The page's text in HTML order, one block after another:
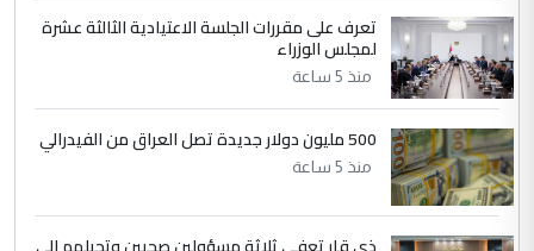
دقيق ومسؤول؛ فالاستثمار الحقيقي للإنسان
وثروات البلد يعتمد على الكفاءة ...
الموضوع :
بين الإهمال واغتصاب الأرض.. بلاد
الرافدين تعاني الجفاف والتصحر!!
تعرف على مقررات الجلسة الاعتيادية الثالثة عشرة
لمجلس الوزراء
منذ 5 ساعة
500 مليون دولار جديدة تصل العراق من الفيدرالي
منذ 5 ساعة